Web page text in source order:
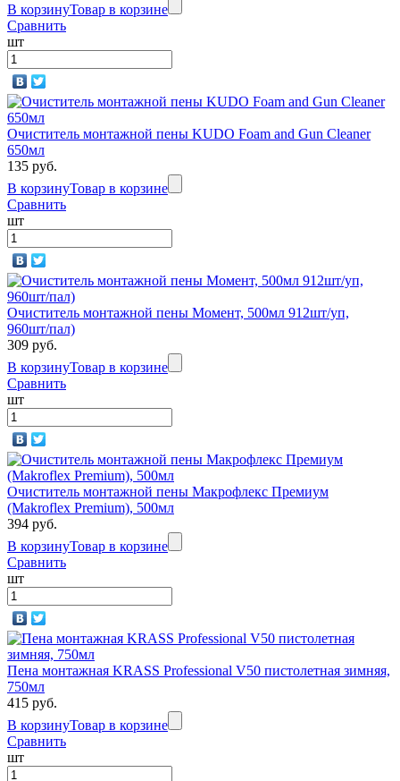
В корзинуТовар в корзине
Сравнить
шт
Очиститель монтажной пены KUDO Foam and Gun Cleaner
650мл
135 руб.
В корзинуТовар в корзине
Сравнить
шт
Очиститель монтажной пены Момент, 500мл 912шт/уп,
960шт/пал)
309 руб.
В корзинуТовар в корзине
Сравнить
шт
Очиститель монтажной пены Макрофлекс Премиум
(Makroflex Premium), 500мл
394 руб.
В корзинуТовар в корзине
Сравнить
шт
Пена монтажная KRASS Professional V50 пистолетная зимняя,
750мл
415 руб.
В корзинуТовар в корзине
Сравнить
шт